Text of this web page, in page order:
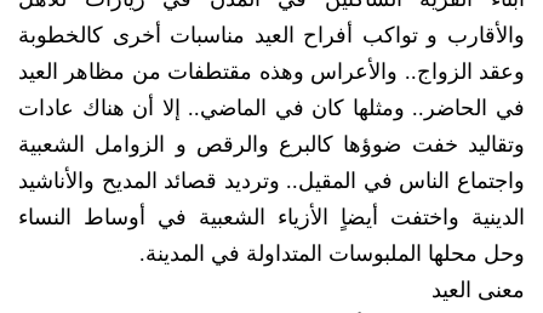
والأقارب و تواكب أفراح العيد مناسبات أخرى كالخطوبة
وعقد الزواج.. والأعراس وهذه مقتطفات من مظاهر العيد
في الحاضر.. ومثلها كان في الماضي.. إلا أن هناك عادات
وتقاليد خفت ضوؤها كالبرع والرقص و الزوامل الشعبية
واجتماع الناس في المقيل.. وترديد قصائد المديح والأناشيد
الدينية واختفت أيضاٍ الأزياء الشعبية في أوساط النساء
وحل محلها الملبوسات المتداولة في المدينة.
معنى العيد